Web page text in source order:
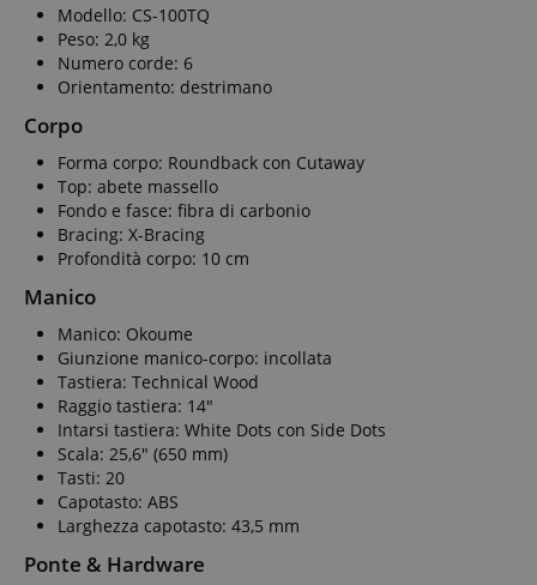
Modello: CS-100TQ
Peso: 2,0 kg
Numero corde: 6
Orientamento: destrimano
Corpo
Forma corpo: Roundback con Cutaway
Top: abete massello
Fondo e fasce: fibra di carbonio
Bracing: X-Bracing
Profondità corpo: 10 cm
Manico
Manico: Okoume
Giunzione manico-corpo: incollata
Tastiera: Technical Wood
Raggio tastiera: 14"
Intarsi tastiera: White Dots con Side Dots
Scala: 25,6" (650 mm)
Tasti: 20
Capotasto: ABS
Larghezza capotasto: 43,5 mm
Ponte & Hardware